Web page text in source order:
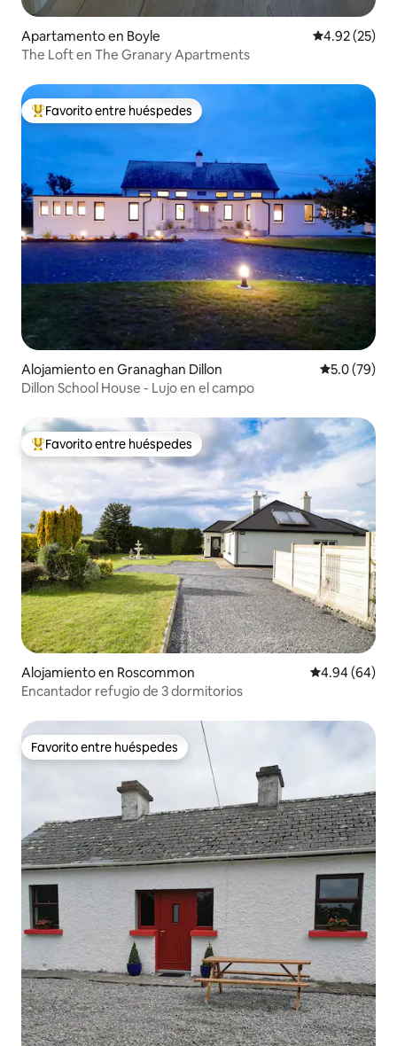
Apartamento en Boyle Calificación
4.92 (25)
The Loft en The Granary Apartments
Favorito entre huéspedes preferido
Favorito entre huéspedes
Alojamiento en Granaghan Dillon Calificación
5.0 (79)
Dillon School House - Lujo en el campo
Favorito entre huéspedes preferido
Favorito entre huéspedes
Alojamiento en Roscommon Calificación
4.94 (64)
Encantador refugio de 3 dormitorios
Favorito entre huéspedes
Favorito entre huéspedes